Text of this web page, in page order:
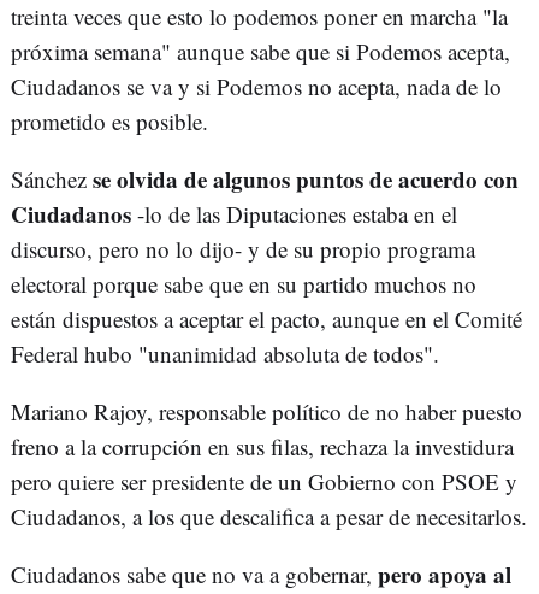
treinta veces que esto lo podemos poner en marcha "la
próxima semana" aunque sabe que si Podemos acepta,
Ciudadanos se va y si Podemos no acepta, nada de lo
prometido es posible.
Sánchez se olvida de algunos puntos de acuerdo con
Ciudadanos -lo de las Diputaciones estaba en el
discurso, pero no lo dijo- y de su propio programa
electoral porque sabe que en su partido muchos no
están dispuestos a aceptar el pacto, aunque en el Comité
Federal hubo "unanimidad absoluta de todos".
Mariano Rajoy, responsable político de no haber puesto
freno a la corrupción en sus filas, rechaza la investidura
pero quiere ser presidente de un Gobierno con PSOE y
Ciudadanos, a los que descalifica a pesar de necesitarlos.
Ciudadanos sabe que no va a gobernar, pero apoya al